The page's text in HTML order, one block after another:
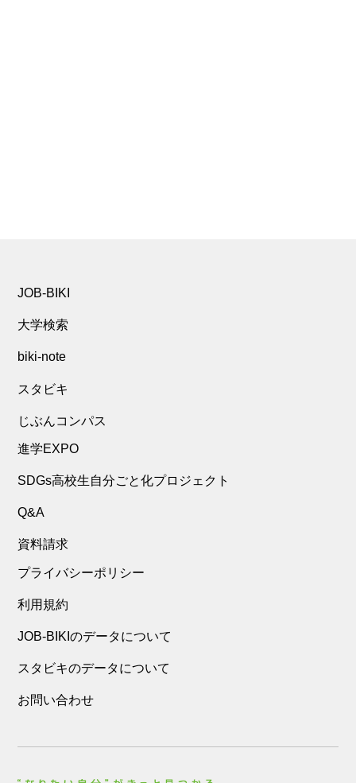
JOB-BIKI
大学検索
biki-note
スタビキ
じぶんコンパス
進学EXPO
SDGs高校生自分ごと化プロジェクト
Q&A
資料請求
プライバシーポリシー
利用規約
JOB-BIKIのデータについて
スタビキのデータについて
お問い合わせ